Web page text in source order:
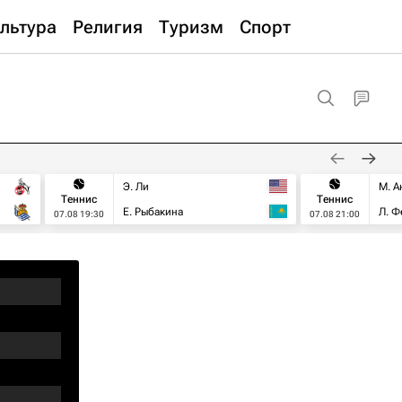
Религия Туризм Спорт
Теннис
07.08 19:30
Э. Ли
Е. Рыбакина
Теннис
07.08 21:00
М.
Л.